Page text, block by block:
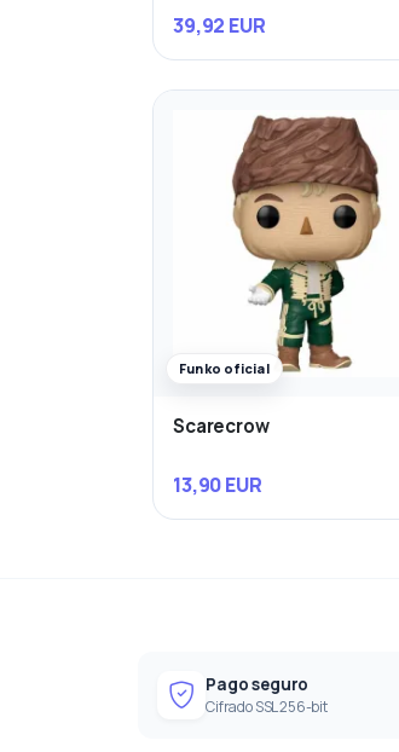
39,92 EUR
Funko oficial
Scarecrow
13,90 EUR
Pago seguro
Cifrado SSL 256-bit